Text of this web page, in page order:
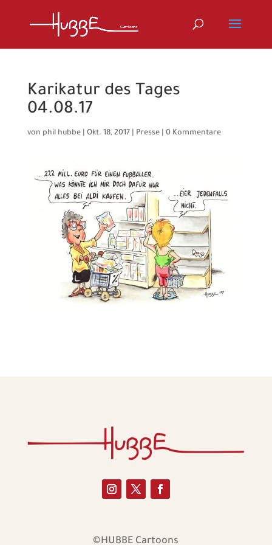
Karikatur des Tages
04.08.17
von phil hubbe| Okt. 18, 2017 Presse| 0 Kommentare
©HUBBE Cartoons